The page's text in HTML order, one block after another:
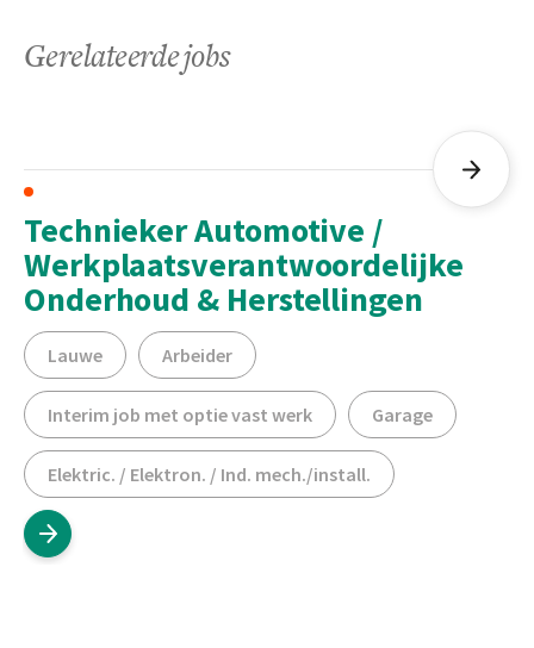
Gerelateerde jobs
Technieker Automotive /
Werkplaatsverantwoordelijke
Onderhoud & Herstellingen
Lauwe Arbeider
Interim job met optie vast werk Garage
Elektric. / Elektron. / Ind. mech./install.